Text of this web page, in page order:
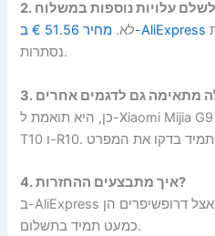
לא.מחיר 51.56 € ב-AliExpress כולל מע”מ, ללא תוספות
נסתרות.
כן, היא תואמת ל-Xiaomi Mijia G9 ו-G10, ולעיתים גם ל-Dreame
4. איך מתבצעים ההחזרות?
ב-AliExpress לרוב החזרות הן חינמיות. אצל דרופשיפרים הן
כמעט תמיד בתשלום.